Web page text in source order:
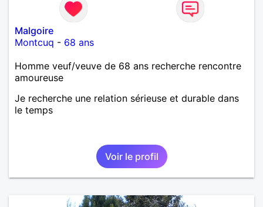
Malgoire
Montcuq - 68 ans
Homme veuf/veuve de 68 ans recherche rencontre
amoureuse
Je recherche une relation sérieuse et durable dans
le temps
Voir le profil